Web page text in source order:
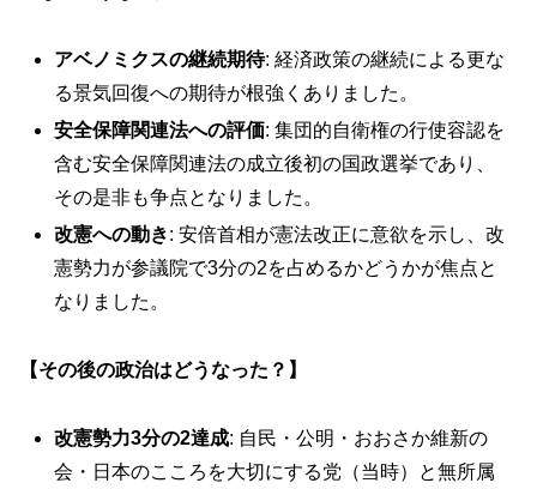
アベノミクスの継続期待: 経済政策の継続による更な
る景気回復への期待が根強くありました。
安全保障関連法への評価: 集団的自衛権の行使容認を
含む安全保障関連法の成立後初の国政選挙であり、
その是非も争点となりました。
改憲への動き: 安倍首相が憲法改正に意欲を示し、改
憲勢力が参議院で3分の2を占めるかどうかが焦点と
なりました。
【その後の政治はどうなった？】
改憲勢力3分の2達成: 自民・公明・おおさか維新の
会・日本のこころを大切にする党（当時）と無所属